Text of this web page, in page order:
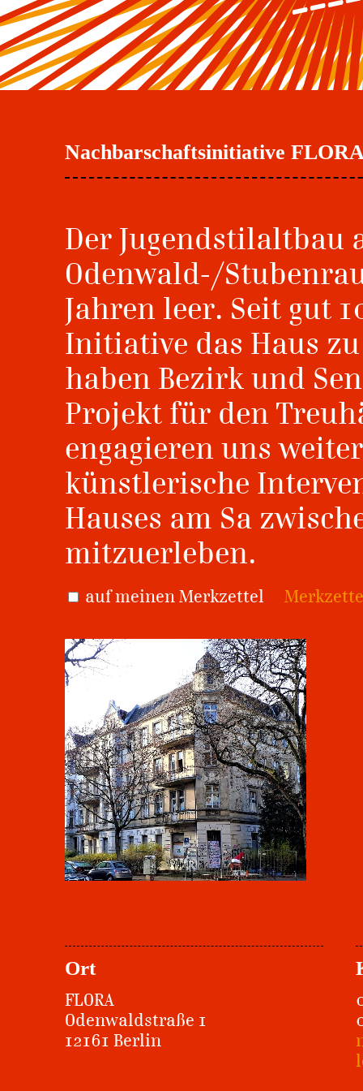
Nachbarschaftsinitiative
Der Jugendstilaltbau
Odenwald-/
Jahren leer. Seit gut
Initiative das Haus
haben Bezirk und
Projekt für den
engagieren uns
künstlerische
Hauses am Sa
mitzuerleben.
auf meinen Merkzettel
Ort
FLORA
Odenwaldstraße 1
12161 Berlin